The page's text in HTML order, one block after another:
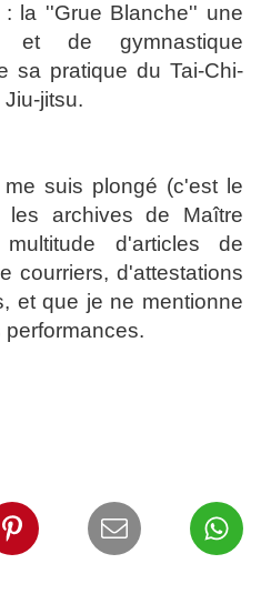
la ''Grue Blanche'' une
et de gymnastique
sa pratique du Tai-Chi-
jitsu.
suis plongé (c'est le
archives de Maître
d'articles de
courriers, d'attestations
et que je ne mentionne